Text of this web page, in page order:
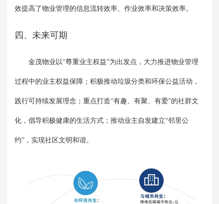
效提高了物业管理的信息流转效率、作业效率和决策效率。
四、未来可期
金茂物业以“尊重业主权益”为出发点，大力推进物业管理
过程中的业主权益保障；积极推动垃圾分类和环保公益活动，
践行可持续发展理念；重点打造“有趣、有聚、有爱”的社群文
化，倡导积极健康的生活方式；推动业主自发建立“邻里公
约”，实现社区文明和谐。